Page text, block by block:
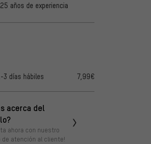
años de experiencia
3 días hábiles 7,99€
acerca del
ahora con nuestro
de atención al cliente!